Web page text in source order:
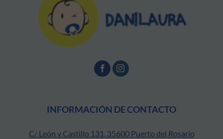
INFORMACIÓN DE CONTACTO
C/ León y Castillo 131, 35600 Puerto del Rosario